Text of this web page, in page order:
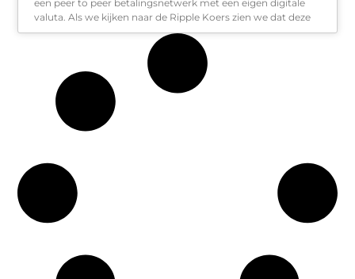
een peer to peer betalingsnetwerk met een eigen digitale
valuta. Als we kijken naar de Ripple Koers zien we dat deze